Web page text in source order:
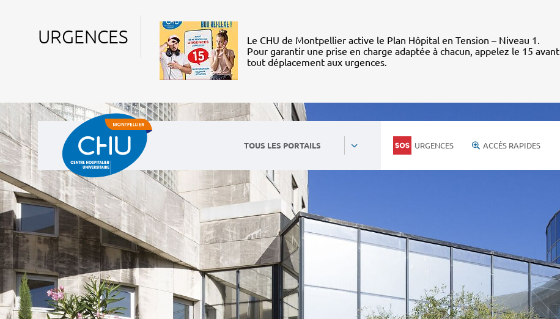
URGENCES
Le CHU de Montpellier active le Plan Hôpital en Tension – Niveau 1.
Pour garantir une prise en charge adaptée à chacun, appelez le 15 avant
tout déplacement aux urgences.
TOUS LES PORTAILS URGENCES ACCÈS RAPIDES